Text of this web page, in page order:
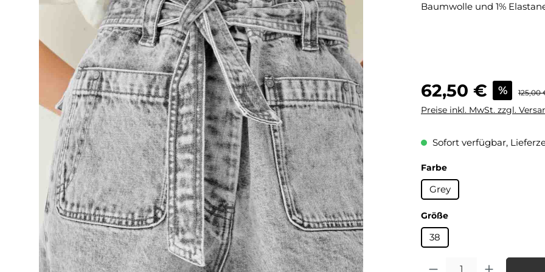
Baumwolle und 1%
Verkaufspreis:
62,50 € % 125,00
Preise inkl. MwSt. zzgl.
Sofort verfügbar,
Farbeauswählen
Grey
Größeauswählen
38
Produkt Anzahl: Gib den